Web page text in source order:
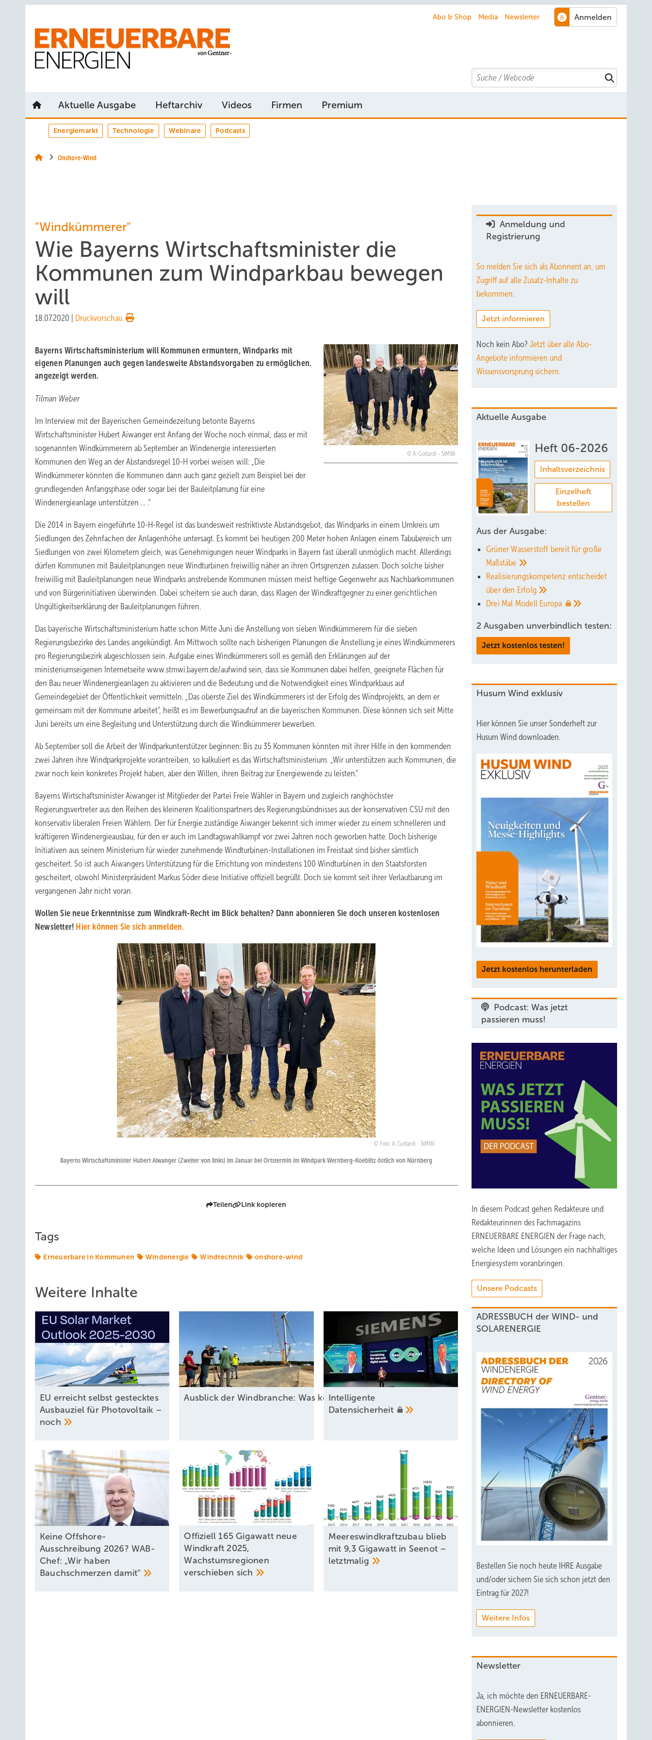
Abo & Shop Media Newsletter
Search
Aktuelle Ausgabe Heftarchiv Videos Firmen Premium
Energiemarkt Technologie Webinare Podcasts
Onshore-Wind
"Windkümmerer"
Wie Bayerns Wirtschaftsminister die
Kommunen zum Windparkbau bewegen
will
18.07.2020 Druckvorschau
A. Gottardi - StMWi
Bayerns Wirtschaftsministerium will Kommunen ermuntern, Windparks mit
eigenen Planungen auch gegen landesweite Abstandsvorgaben zu ermöglichen.
angezeigt werden.
Tilman Weber
Im Interview mit der Bayerischen Gemeindezeitung betonte Bayerns
Wirtschaftsminister Hubert Aiwanger erst Anfang der Woche noch einmal, dass er mit
sogenannten Windkümmerern ab September an Windenergie interessierten
Kommunen den Weg an der Abstandsregel 10-H vorbei weisen will: „Die
Windkümmerer könnten die Kommunen dann auch ganz gezielt zum Beispiel bei der
grundlegenden Anfangsphase oder sogar bei der Bauleitplanung für eine
Windenergieanlage unterstützen … .“
Die 2014 in Bayern eingeführte 10-H-Regel ist das bundesweit restriktivste Abstandsgebot, das Windparks in einem Umkreis um
Siedlungen des Zehnfachen der Anlagenhöhe untersagt. Es kommt bei heutigen 200 Meter hohen Anlagen einem Tabubereich um
Siedlungen von zwei Kilometern gleich, was Genehmigungen neuer Windparks in Bayern fast überall unmöglich macht. Allerdings
dürfen Kommunen mit Bauleitplanungen neue Windturbinen freiwillig näher an ihren Ortsgrenzen zulassen. Doch solche bisher
freiwillig mit Bauleitplanungen neue Windparks anstrebende Kommunen müssen meist heftige Gegenwehr aus Nachbarkommunen
und von Bürgerinitiativen überwinden. Dabei scheitern sie auch daran, dass Klagen der Windkraftgegner zu einer gerichtlichen
Ungültigkeitserklärung der Bauleitplanungen führen.
Das bayerische Wirtschaftsministerium hatte schon Mitte Juni die Anstellung von sieben Windkümmerern für die sieben
Regierungsbezirke des Landes angekündigt. Am Mittwoch sollte nach bisherigen Planungen die Anstellung je eines Windkümmerers
pro Regierungsbezirk abgeschlossen sein. Aufgabe eines Windkümmerers soll es gemäß den Erklärungen auf der
ministeriumseigenen Internetseite www.stmwi.bayern.de/aufwind sein, dass sie Kommunen dabei helfen, geeignete Flächen für
den Bau neuer Windenergieanlagen zu aktivieren und die Bedeutung und die Notwendigkeit eines Windparkbaus auf
Gemeindegebiet der Öffentlichkeit vermitteln. „Das oberste Ziel des Windkümmerers ist der Erfolg des Windprojekts, an dem er
gemeinsam mit der Kommune arbeitet“, heißt es im Bewerbungsaufruf an die bayerischen Kommunen. Diese können sich seit Mitte
Juni bereits um eine Begleitung und Unterstützung durch die Windkümmerer bewerben.
Ab September soll die Arbeit der Windparkunterstützer beginnen: Bis zu 35 Kommunen könnten mit ihrer Hilfe in den kommenden
zwei Jahren ihre Windparkprojekte vorantreiben, so kalkuliert es das Wirtschaftsministerium. „Wir unterstützen auch Kommunen, die
zwar noch kein konkretes Projekt haben, aber den Willen, ihren Beitrag zur Energiewende zu leisten.“
Bayerns Wirtschaftsminister Aiwanger ist Mitglieder der Partei Freie Wähler in Bayern und zugleich ranghöchster
Regierungsvertreter aus den Reihen des kleineren Koalitionspartners des Regierungsbündnisses aus der konservativen CSU mit den
konservativ liberalen Freien Wählern. Der für Energie zuständige Aiwanger bekennt sich immer wieder zu einem schnelleren und
kräftigeren Windenergieausbau, für den er auch im Landtagswahlkampf vor zwei Jahren noch geworben hatte. Doch bisherige
Initiativen aus seinem Ministerium für wieder zunehmende Windturbinen-Installationen im Freistaat sind bisher sämtlich
gescheitert. So ist auch Aiwangers Unterstützung für die Errichtung von mindestens 100 Windturbinen in den Staatsforsten
gescheitert, obwohl Ministerpräsident Markus Söder diese Initiative offiziell begrüßt. Doch sie kommt seit ihrer Verlautbarung im
vergangenen Jahr nicht voran.
Wollen Sie neue Erkenntnisse zum Windkraft-Recht im Blick behalten? Dann abonnieren Sie doch unseren kostenlosen
Newsletter! Hier können Sie sich anmelden.
Foto: A. Gottardi - StMWi
Bayerns Wirtschaftsminister Hubert Aiwanger (Zweiter von links) im Januar bei Ortstermin im Windpark Wernberg-Koeblitz östlich von Nürnberg
Teilen Link kopieren
Tags
Erneuerbare in Kommunen Windenergie Windtechnik onshore-wind
Weitere Inhalte
EU erreicht selbst gestecktes
Ausbauziel für Photovoltaik –
noch
Ausblick der Windbranche: Was kommt 2026?
Intel ligente
Datensicherheit
Keine Offshore-
Ausschreibung 2026? WAB-
Chef: „Wir haben
Bauchschmerzen damit“
Offiziell 165 Gigawatt neue
Windkraft 2025,
Wachstumsregionen
verschieben sich
Meereswindkraftzubau blieb
mit 9,3 Gigawatt in Seenot –
letztmalig
Anmeldung und
Registrierung
So melden Sie sich als Abonnent an, um
Zugriff auf alle Zusatz-Inhalte zu
bekommen.
Jetzt informieren
Noch kein Abo? Jetzt über alle Abo-
Angebote informieren und
Wissensvorsprung sichern.
Aktuelle Ausgabe
Heft 06-2026
Inhaltsverzeichnis
Einzelheft
bestellen
Aus der Ausgabe:
Grüner Wasserstoff bereit für große
Maßstäbe
Realisierungskompetenz entscheidet
über den Erfolg
Drei Mal Modell Europa
2 Ausgaben unverbindlich testen:
Jetzt kostenlos testen!
Husum Wind exklusiv
Hier können Sie unser Sonderheft zur
Husum Wind downloaden.
Jetzt kostenlos herunterladen
Podcast: Was jetzt
passieren muss!
In diesem Podcast gehen Redakteure und
Redakteurinnen des Fachmagazins
ERNEUERBARE ENERGIEN der Frage nach,
welche Ideen und Lösungen ein nachhaltiges
Energiesystem voranbringen.
Unsere Podcasts
ADRESSBUCH der WIND- und
SOLARENERGIE
Bestellen Sie noch heute IHRE Ausgabe
und/oder sichern Sie sich schon jetzt den
Eintrag für 2027!
Weitere Infos
Newsletter
Ja, ich möchte den ERNEUERBARE-
ENERGIEN-Newsletter kostenlos
abonnieren.